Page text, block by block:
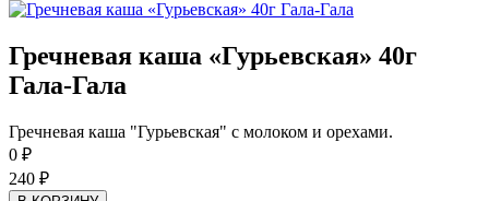
Гречневая каша «Гурьевская» 40г
Гала-Гала
Гречневая каша "Гурьевская" с молоком и орехами.
0 ₽
240 ₽